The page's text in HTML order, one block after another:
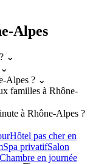
Alpes
⌄
⌄
Alpes ? ⌄
familles à Rhône-
à Rhône-Alpes ?
Hôtel pas cher en
Spa privatifSalon
Chambre en journée